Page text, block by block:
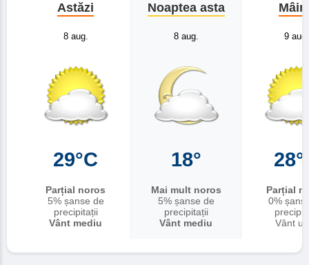
Astăzi
8 aug.
29°C
Parțial noros
5% șanse de
precipitații
Vânt mediu
Noaptea asta
8 aug.
18°
Mai mult noros
5% șanse de
precipitații
Vânt mediu
9 aug.
Parțial
0%
Vânt